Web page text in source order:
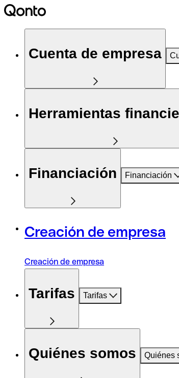
Cuenta de empresa
Herramientas
Financiación Financiación
Creación de empresa
Creación de empresa
Tarifas Tarifas
Quiénes somos Quiénes